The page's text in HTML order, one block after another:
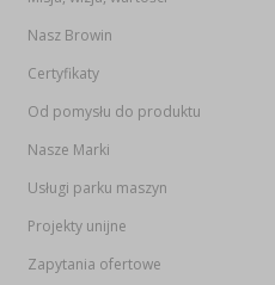
Nasz Browin
Certyfikaty
Od pomysłu do produktu
Nasze Marki
Usługi parku maszyn
Projekty unijne
Zapytania ofertowe